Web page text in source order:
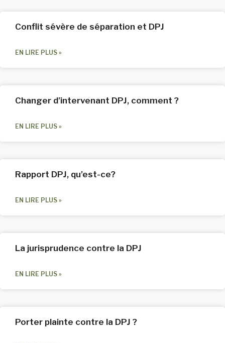
Conflit sévère de séparation et DPJ
EN LIRE PLUS »
Changer d’intervenant DPJ, comment ?
EN LIRE PLUS »
Rapport DPJ, qu’est-ce?
EN LIRE PLUS »
La jurisprudence contre la DPJ
EN LIRE PLUS »
Porter plainte contre la DPJ ?